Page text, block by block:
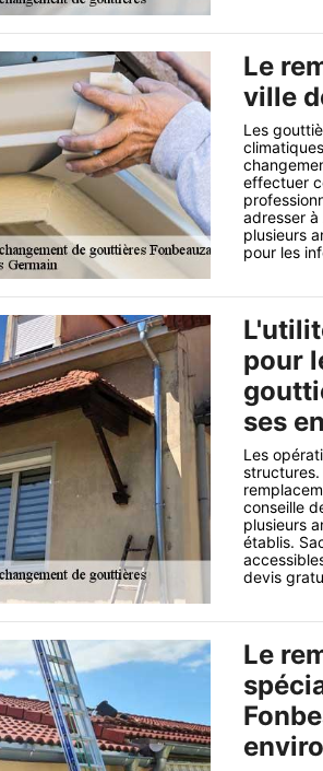
Le
ville
Les
effectuer
adresser à
plusieurs
pour les
pour
ses
Les
conseille
plusieurs
établis.
devis
Le